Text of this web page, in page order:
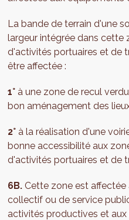
La bande de terrain d'une
largeur intégrée dans cette
d'activités portuaires et de
être affectée :
1° à une zone de recul
bon aménagement des
2° à la réalisation d'une
bonne accessibilité aux
d'activités portuaires et de
6B.Cette zone est
collectif ou de service
activités productives et aux